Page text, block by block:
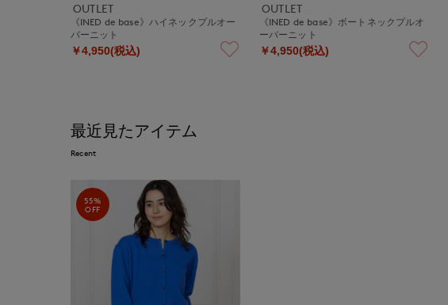
OUTLET
《INED de base》ハイネックプルオー
バーニット
￥4,950(税込)
OUTLET
《INED de base》ボートネックプルオ
ーバーニット
￥4,950(税込)
最近見たアイテム
Recent
55%
OFF